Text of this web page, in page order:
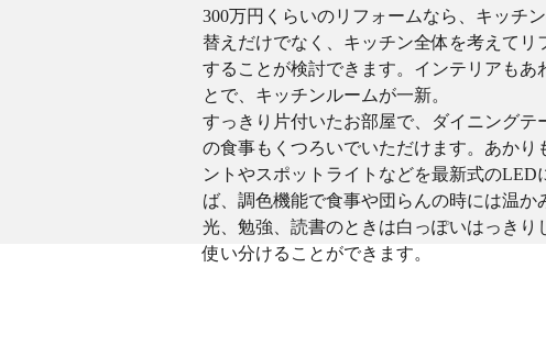
300万円くらいのリフォームなら、キッチ
替えだけでなく、キッチン全体を考えてリ
することが検討できます。インテリアもあ
とで、キッチンルームが一新。
すっきり片付いたお部屋で、ダイニングテ
の食事もくつろいでいただけます。あかり
ントやスポットライトなどを最新式のLED
ば、調色機能で食事や団らんの時には温か
光、勉強、読書のときは白っぽいはっきり
使い分けることができます。